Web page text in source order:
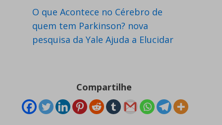
O que Acontece no Cérebro de
quem tem Parkinson? nova
pesquisa da Yale Ajuda a Elucidar
Compartilhe